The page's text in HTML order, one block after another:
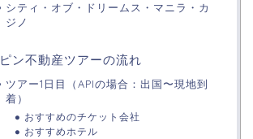
シティ・オブ・ドリームス・マニラ・カ
ジノ
ン不動産ツアーの流れ
ツアー1日目（APIの場合：出国〜現地到
着）
おすすめのチケット会社
おすすめホテル